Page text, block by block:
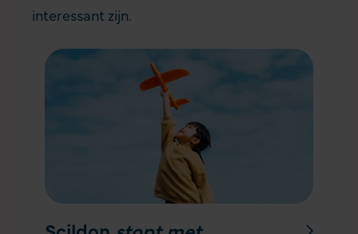
interessant zijn.